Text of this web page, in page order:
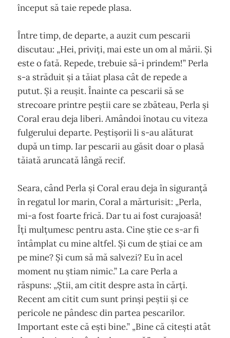
început să taie repede plasa.
Între timp, de departe, a auzit cum pescarii
discutau: „Hei, priviți, mai este un om al mării. Și
este o fată. Repede, trebuie să-i prindem!” Perla
s-a străduit și a tăiat plasa cât de repede a
putut. Și a reușit. Înainte ca pescarii să se
strecoare printre peștii care se zbăteau, Perla și
Coral erau deja liberi. Amândoi înotau cu viteza
fulgerului departe. Peștișorii li s-au alăturat
după un timp. Iar pescarii au găsit doar o plasă
tăiată aruncată lângă recif.
Seara, când Perla și Coral erau deja în siguranță
în regatul lor marin, Coral a mărturisit: „Perla,
mi-a fost foarte frică. Dar tu ai fost curajoasă!
Îți mulțumesc pentru asta. Cine știe ce s-ar fi
întâmplat cu mine altfel. Și cum de știai ce am
pe mine? Și cum să mă salvezi? Eu în acel
moment nu știam nimic.” La care Perla a
răspuns: „Știi, am citit despre asta în cărți.
Recent am citit cum sunt prinși peștii și ce
pericole ne pândesc din partea pescarilor.
Important este că ești bine.” „Bine că citești atât